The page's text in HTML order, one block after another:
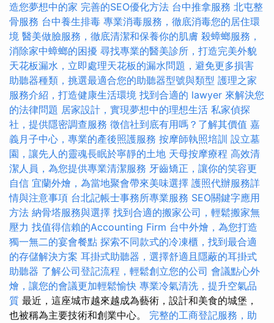
造您夢想中的家 完善的SEO優化方法 台中推拿服務 北屯整
骨服務 台中養生排毒 專業消毒服務，徹底消毒您的居住環
境 醫美做臉服務，徹底清潔和保養你的肌膚 殺蟑螂服務，
消除家中蟑螂的困擾 尋找專業的醫美診所，打造完美外貌
天花板漏水，立即處理天花板的漏水問題，避免更多損害
助聽器種類，挑選最適合您的助聽器型號與類型 護理之家
服務介紹，打造健康生活環境 找到合適的 lawyer 來解決您
的法律問題 居家設計，實現夢想中的理想生活 私家偵探
社，提供隱密調查服務 徵信社到底有用嗎？了解其價值 嘉
義月子中心，專業的產後照護服務 按摩師執照培訓 設立墓
園，讓先人的靈魂長眠於寧靜的土地 天母按摩療程 高效清
潔人員，為您提供專業清潔服務 牙齒矯正，讓你的笑容更
自信 宜蘭外燴，為當地聚會帶來美味選擇 護照代辦服務詳
情與注意事項 台北記帳士事務所專業服務 SEO關鍵字應用
方法 納骨塔服務與選擇 找到合適的搬家公司，輕鬆搬家無
壓力 找值得信賴的Accounting Firm 台中外燴，為您打造
獨一無二的宴會餐點 探索不同款式的冷凍櫃，找到最合適
的存儲解決方案 耳掛式助聽器，選擇舒適且隱蔽的耳掛式
助聽器 了解公司登記流程，輕鬆創立您的公司 會議點心外
燴，讓您的會議更加輕鬆愉快 專業冷氣清洗，提升空氣品
質 最近，這座城市越來越成為藝術，設計和美食的城堡，
也被稱為主要技術和創業中心。 完整的工商登記服務，助